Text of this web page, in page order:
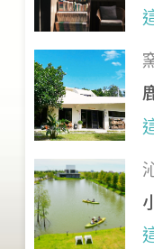
為；若有違
止住房權利
處理